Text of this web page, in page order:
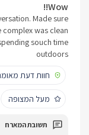
Wow!!
Made sure
complex was clean
souch time
outdoors
חוות דעת
מעל המצופה